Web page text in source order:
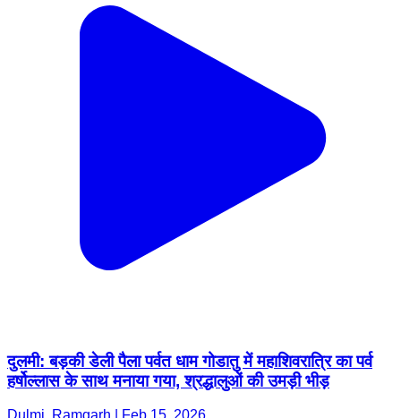
दुलमी: बड़की डेली पैला पर्वत धाम गोडातु में महाशिवरात्रि का पर्व
हर्षोल्लास के साथ मनाया गया, श्रद्धालुओं की उमड़ी भीड़